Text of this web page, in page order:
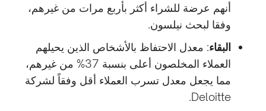
أنهم عرضة للشراء أكثر بأربع مرات من غيرهم،
وفقا لبحث نيلسون.
البقاء: معدل الاحتفاظ بالأشخاص الذين يحيلهم
العملاء المخلصون أعلى بنسبة 37% من غيرهم،
مما يجعل معدل تسرب العملاء أقل وفقاً لشركة
Deloitte.